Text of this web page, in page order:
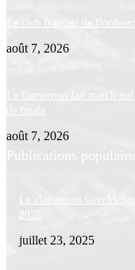
Le club français de
août 7, 2026
Le Cameroun fait match
de finale
août 7, 2026
Publications
Le classement
juillet 23, 2025